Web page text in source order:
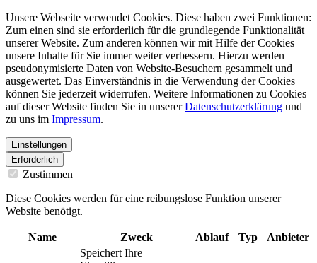
Unsere Webseite verwendet Cookies. Diese haben zwei Funktionen:
Zum einen sind sie erforderlich für die grundlegende Funktionalität
unserer Website. Zum anderen können wir mit Hilfe der Cookies
unsere Inhalte für Sie immer weiter verbessern. Hierzu werden
pseudonymisierte Daten von Website-Besuchern gesammelt und
ausgewertet. Das Einverständnis in die Verwendung der Cookies
können Sie jederzeit widerrufen. Weitere Informationen zu Cookies
auf dieser Website finden Sie in unsererDatenschutzerklärung und
zu uns im Impressum.
Einstellungen
Erforderlich
Zustimmen
Diese Cookies werden für eine reibungslose Funktion unserer
Website benötigt.
Name Zweck Ablauf Typ Anbieter
Speichert Ihre